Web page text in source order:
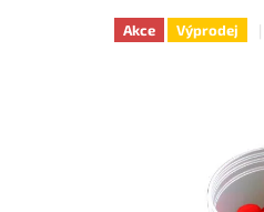
Akce Výprodej